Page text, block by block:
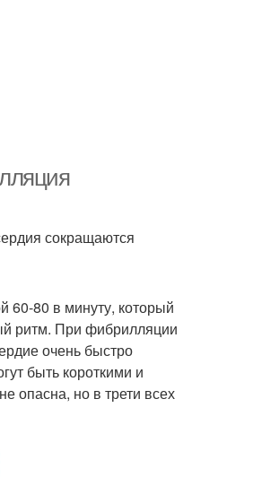
сокращаются
60-80 в минуту, который
ритм. При фибрилляции
очень быстро
быть короткими и
опасна, но в трети всех